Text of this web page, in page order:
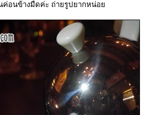
ค่อนข้างมืดค่ะ ถ่ายรูปยากหน่อ